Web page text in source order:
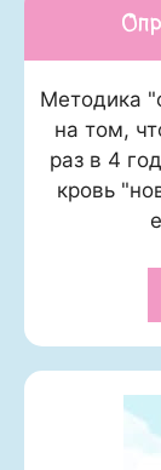
Методика
на том,
раз в 4
кровь